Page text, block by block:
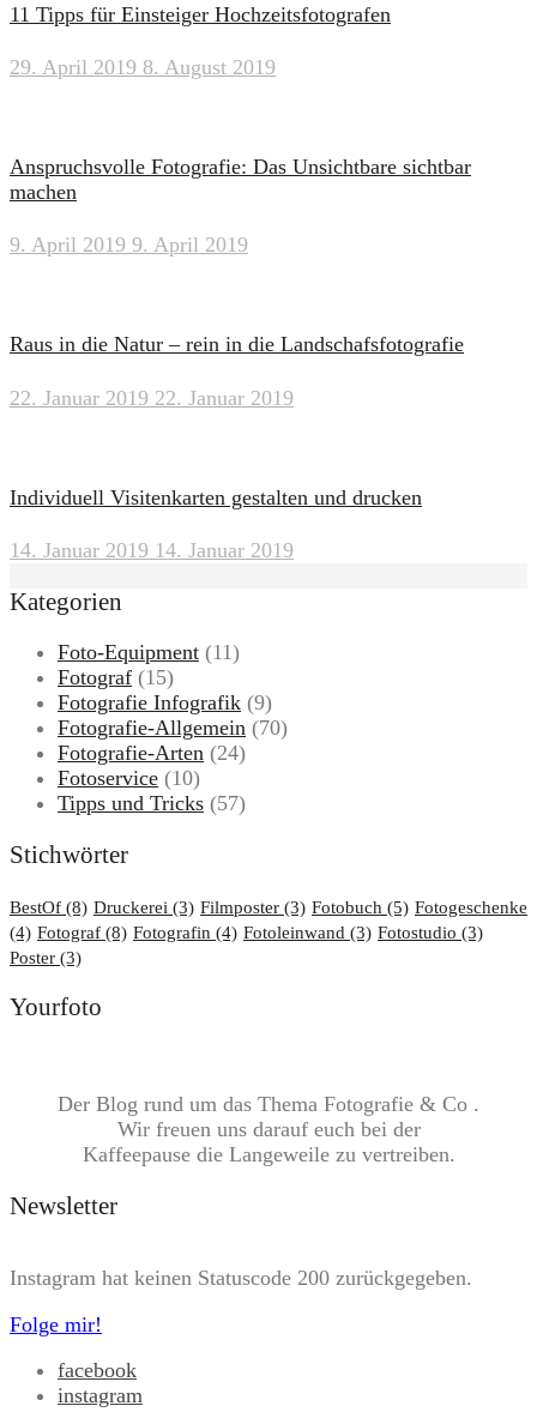
11 Tipps für Einsteiger Hochzeitsfotografen
29. April 2019 8. August 2019
Anspruchsvolle Fotografie: Das Unsichtbare sichtbar
machen
9. April 2019 9. April 2019
Raus in die Natur – rein in die Landschafsfotografie
22. Januar 2019 22. Januar 2019
Individuell Visitenkarten gestalten und drucken
14. Januar 2019 14. Januar 2019
Kategorien
Foto-Equipment (11)
Fotograf (15)
Fotografie Infografik (9)
Fotografie-Allgemein (70)
Fotografie-Arten (24)
Fotoservice (10)
Tipps und Tricks (57)
Stichwörter
BestOf (8) Druckerei (3) Filmposter (3) Fotobuch (5) Fotogeschenke
(4) Fotograf (8) Fotografin (4) Fotoleinwand (3) Fotostudio (3)
Poster (3)
Yourfoto
Der Blog rund um das Thema Fotografie & Co .
Wir freuen uns darauf euch bei der
Kaffeepause die Langeweile zu vertreiben.
Newsletter
Instagram hat keinen Statuscode 200 zurückgegeben.
Folge mir!
facebook
instagram